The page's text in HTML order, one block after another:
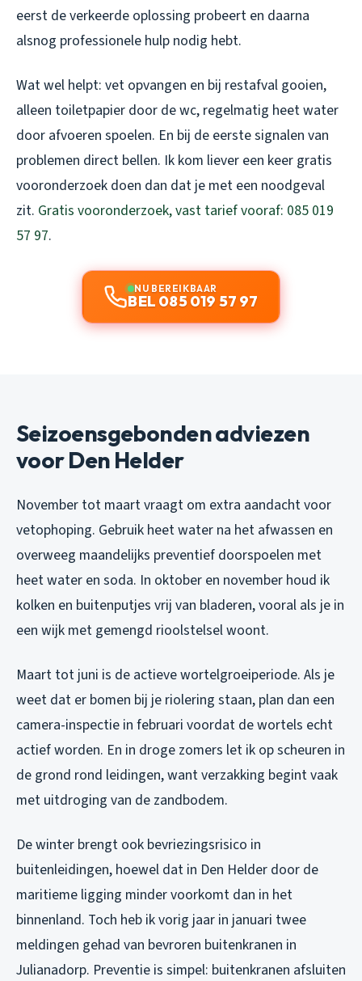
eerst de verkeerde oplossing probeert en daarna
alsnog professionele hulp nodig hebt.
Wat wel helpt: vet opvangen en bij restafval gooien,
alleen toiletpapier door de wc, regelmatig heet water
door afvoeren spoelen. En bij de eerste signalen van
problemen direct bellen. Ik kom liever een keer gratis
vooronderzoek doen dan dat je met een noodgeval
zit. Gratis vooronderzoek, vast tarief vooraf: 085 019
57 97.
NU BEREIKBAAR
BEL 085 019 57 97
Seizoensgebonden adviezen
voor Den Helder
November tot maart vraagt om extra aandacht voor
vetophoping. Gebruik heet water na het afwassen en
overweeg maandelijks preventief doorspoelen met
heet water en soda. In oktober en november houd ik
kolken en buitenputjes vrij van bladeren, vooral als je in
een wijk met gemengd rioolstelsel woont.
Maart tot juni is de actieve wortelgroeiperiode. Als je
weet dat er bomen bij je riolering staan, plan dan een
camera-inspectie in februari voordat de wortels echt
actief worden. En in droge zomers let ik op scheuren in
de grond rond leidingen, want verzakking begint vaak
met uitdroging van de zandbodem.
De winter brengt ook bevriezingsrisico in
buitenleidingen, hoewel dat in Den Helder door de
maritieme ligging minder voorkomt dan in het
binnenland. Toch heb ik vorig jaar in januari twee
meldingen gehad van bevroren buitenkranen in
Julianadorp. Preventie is simpel: buitenkranen afsluiten